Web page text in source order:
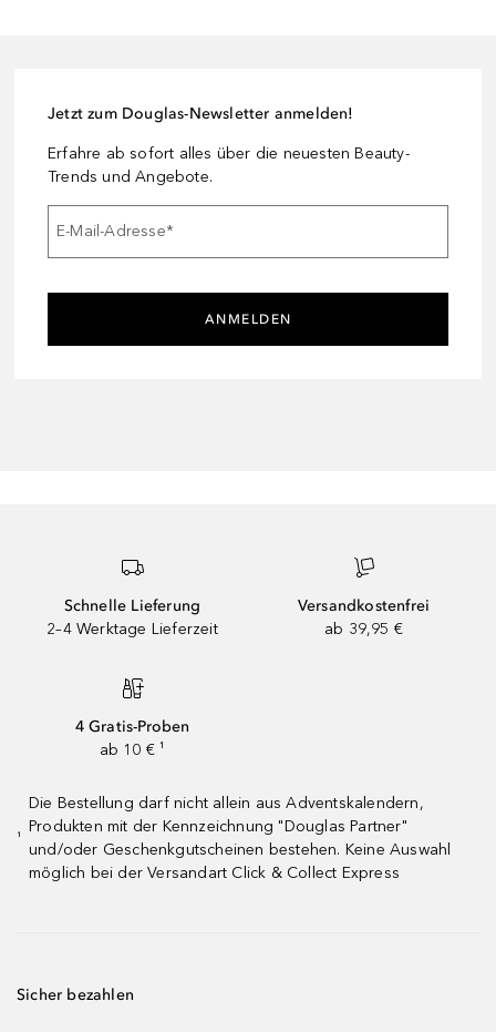
Jetzt zum Douglas-Newsletter anmelden!
Erfahre ab sofort alles über die neuesten Beauty-
Trends und Angebote.
E-Mail-Adresse*
ANMELDEN
Schnelle Lieferung
2–4 Werktage Lieferzeit
Versandkostenfrei
ab 39,95 €
4 Gratis-Proben
ab 10 € ¹
¹
Die Bestellung darf nicht allein aus Adventskalendern,
Produkten mit der Kennzeichnung "Douglas Partner"
und/oder Geschenkgutscheinen bestehen. Keine Auswahl
möglich bei der Versandart Click & Collect Express
Sicher bezahlen